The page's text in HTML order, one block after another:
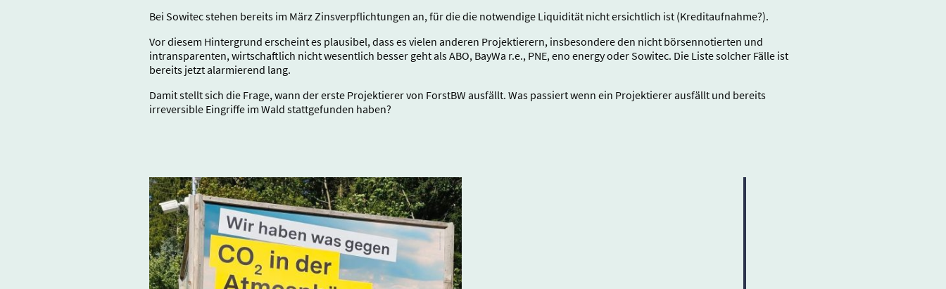
Bei Sowitec stehen bereits im März Zinsverpflichtungen an, für die die notwendige Liquidität nicht ersichtlich ist (Kreditaufnahme?).
Vor diesem Hintergrund erscheint es plausibel, dass es vielen anderen Projektierern, insbesondere den nicht börsennotierten und
intransparenten, wirtschaftlich nicht wesentlich besser geht als ABO, BayWa r.e., PNE, eno energy oder Sowitec. Die Liste solcher Fälle ist
bereits jetzt alarmierend lang.
Damit stellt sich die Frage, wann der erste Projektierer von ForstBW ausfällt. Was passiert wenn ein Projektierer ausfällt und bereits
irreversible Eingriffe im Wald stattgefunden haben?